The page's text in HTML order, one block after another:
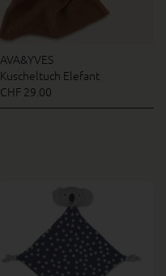
AVA&YVES
Kuscheltuch Elefant
CHF 29.00